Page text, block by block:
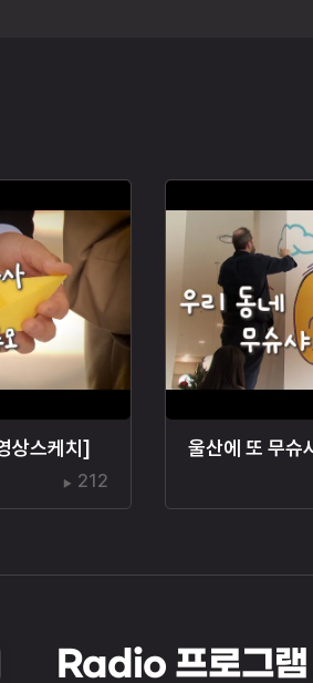
상스케치]
212
울산에 또 무슈
Radio 프로그램